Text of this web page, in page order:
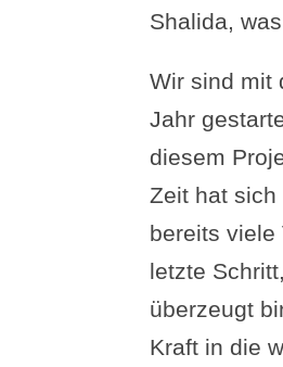
Shalida,
Wir sind mit
Jahr
diesem
Zeit hat
bereits viele
letzte
überzeugt
Kraft in die